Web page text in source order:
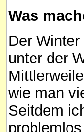
Was
Der
unter der
wie man
Seitdem